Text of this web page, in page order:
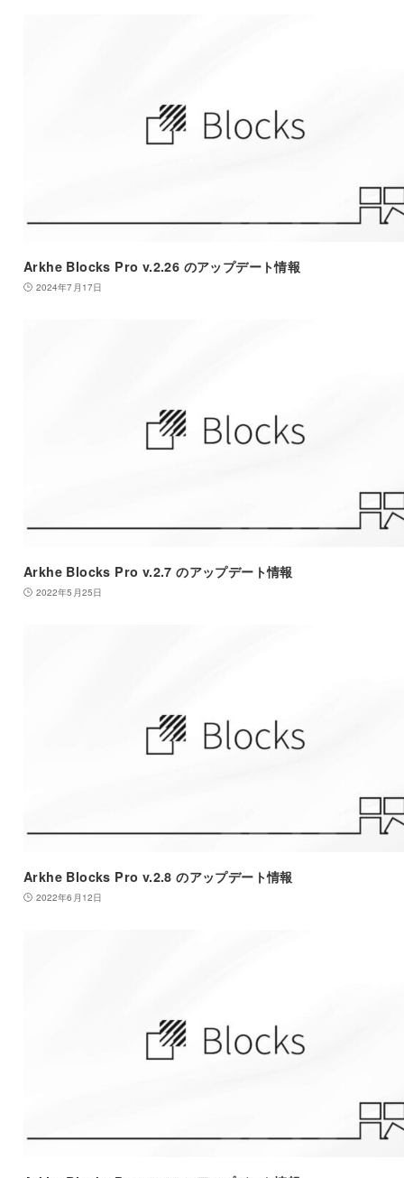
Arkhe Blocks Pro v.2.26 のアップデート情報
2024年7月17日
Arkhe Blocks Pro v.2.7 のアップデート情報
2022年5月25日
Arkhe Blocks Pro v.2.8 のアップデート情報
2022年6月12日